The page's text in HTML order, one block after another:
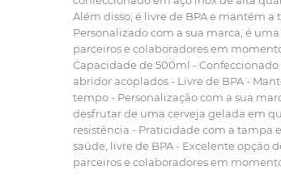
Além disso, é livre de BPA e mantém
Personalizado com a sua marca, é
parceiros e colaboradores em
Capacidade de 500ml -
abridor acoplados - Livre de BPA -
tempo - Personalização com a sua
desfrutar de uma cerveja gelada em
resistência - Praticidade com a tampa
saúde, livre de BPA - Excelente opção
parceiros e colaboradores em